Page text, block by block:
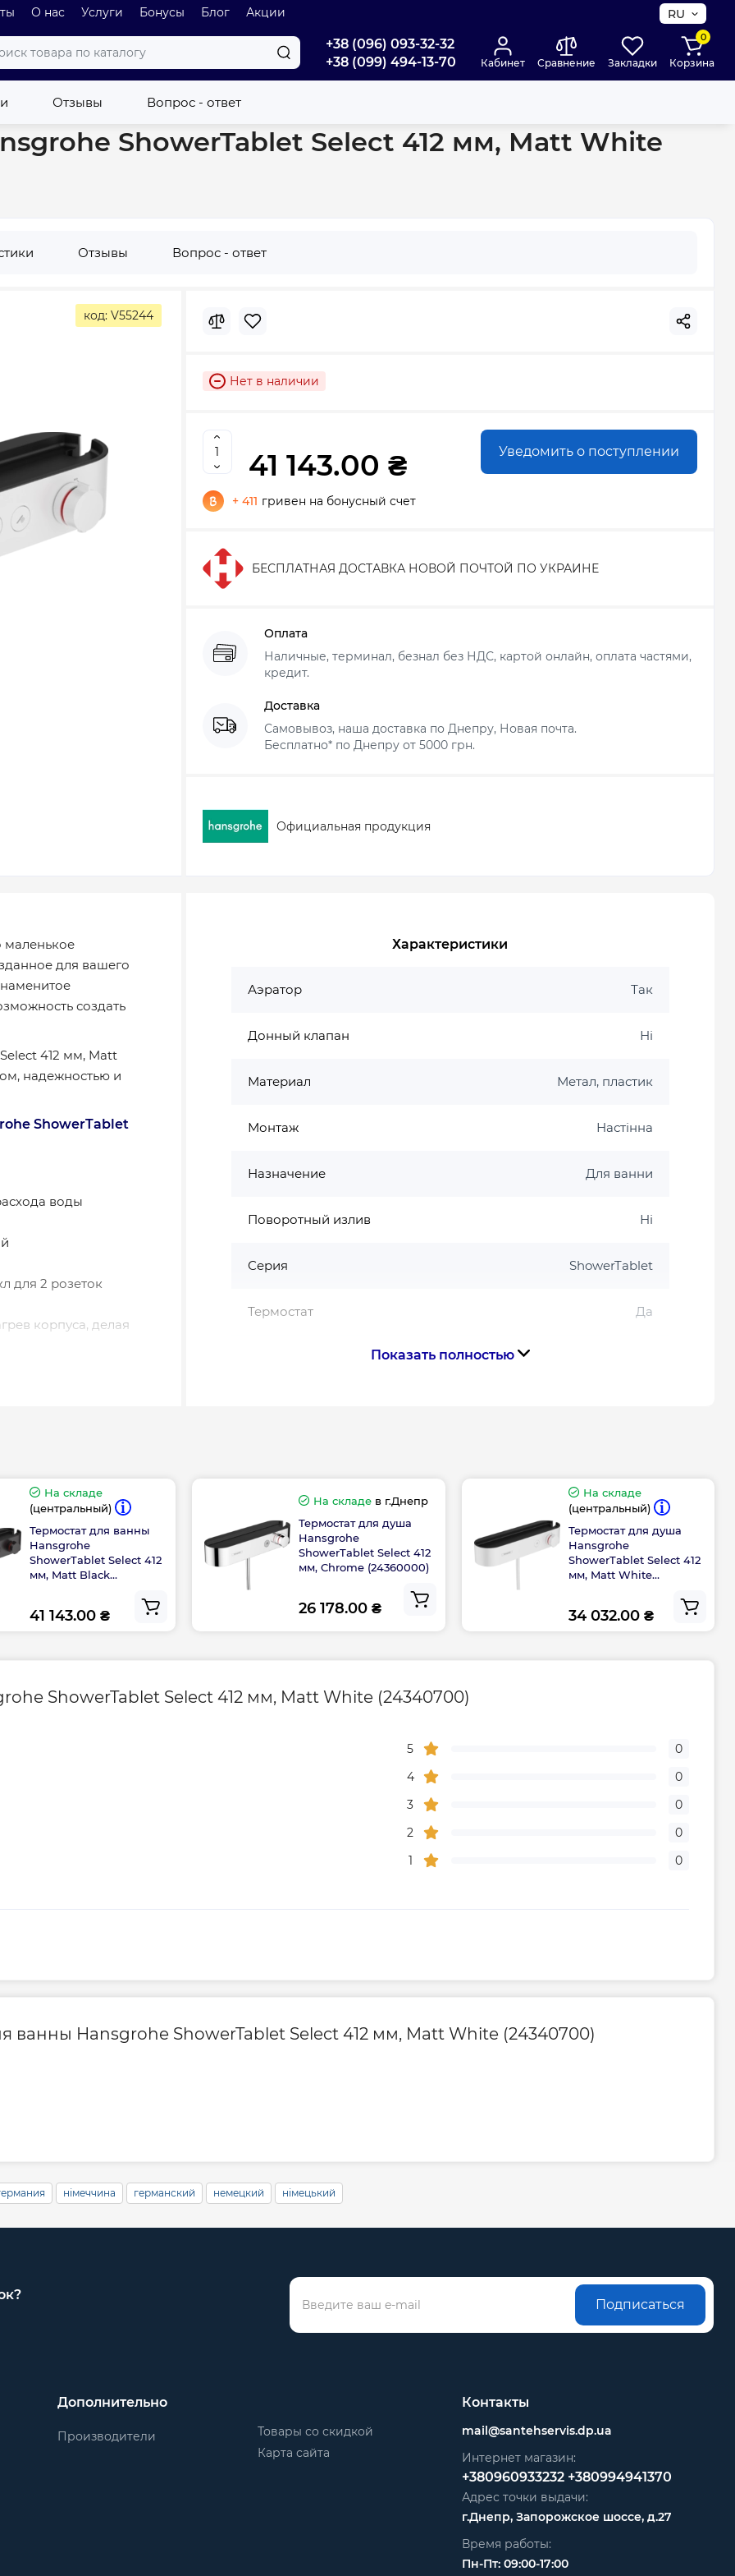
О нас Услуги Бонусы Блог Акции RU
+38 (096) 093-32-32
+38 (099) 494-13-70
Кабинет Сравнение Закладки
0
Корзина
Отзывы Вопрос - ответ
Select 412 мм, Matt White (24340700)
ShowerTablet Select 412 мм, Matt White
Отзывы Вопрос - ответ
код: V55244
Нет в наличии
41 143.00 ₴ Уведомить о поступлении
+ 411 гривен на бонусный счет
БЕСПЛАТНАЯ ДОСТАВКА НОВОЙ ПОЧТОЙ ПО УКРАИНЕ
Оплата
Наличные, терминал, безнал без НДС, картой онлайн, оплата частями,
кредит.
Доставка
Самовывоз, наша доставка по Днепру, Новая почта.
Бесплатно* по Днепру от 5000 грн.
Официальная продукция
для вашего
создать
412 мм, Matt
надежностью и
ShowerTablet
воды
для 2 розеток
корпуса, делая
1717
Характеристики
Аэратор Так
Донный клапан Ні
Материал Метал, пластик
Монтаж Настінна
Назначение Для ванни
Поворотный излив Ні
Серия ShowerTablet
Термостат Да
Управление смесителем
Габариты, размеры, вес
Высота, мм 103
Длина, мм
Показать полностью
На складе
(центральный)
Термостат для ванны
Hansgrohe
ShowerTablet Select 412
мм, Matt Black
41 143.00 ₴
На складе в г.Днепр
Термостат для душа
Hansgrohe
ShowerTablet Select 412
мм, Chrome (24360000)
26 178.00 ₴
На складе
(центральный)
Термостат для душа
Hansgrohe
ShowerTablet Select 412
мм, Matt White
34 032.00 ₴
ShowerTablet Select 412 мм, Matt White (24340700)
5
0
4
0
3
0
2
0
1
0
ванны Hansgrohe ShowerTablet Select 412 мм, Matt White (24340700)
німеччина германский немецкий німецький
Подписаться
Дополнительно
Производители
Товары со скидкой
Карта сайта
Контакты
mail@santehservis.dp.ua
Интернет магазин:
+380960933232 +380994941370
Адрес точки выдачи:
г.Днепр, Запорожское шоссе, д.27
Время работы:
Пн-Пт: 09:00-17:00